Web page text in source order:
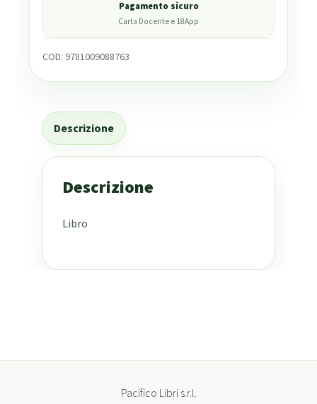
Pagamento sicuro
Carta Docente e 18App
COD: 9781009088763
Descrizione
Descrizione
Libro
Pacifico Libri s.r.l.